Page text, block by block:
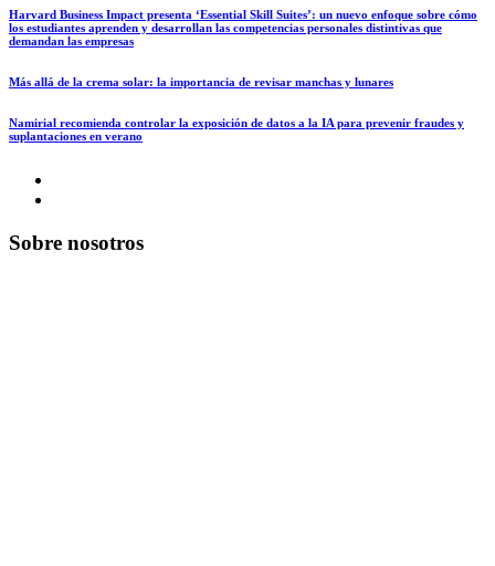
Harvard Business Impact presenta ‘Essential Skill Suites’: un nuevo enfoque sobre cómo
los estudiantes aprenden y desarrollan las competencias personales distintivas que
demandan las empresas
Más allá de la crema solar: la importancia de revisar manchas y lunares
Namirial recomienda controlar la exposición de datos a la IA para prevenir fraudes y
suplantaciones en verano
Sobre nosotros